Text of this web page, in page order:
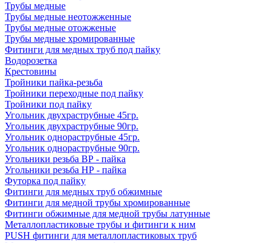
Трубы медные
Трубы медные неотожженные
Трубы медные отожженые
Трубы медные хромированные
Фитинги для медных труб под пайку
Водорозетка
Крестовины
Тройники пайка-резьба
Тройники переходные под пайку
Тройники под пайку
Угольник двухраструбные 45гр.
Угольник двухраструбные 90гр.
Угольник однораструбные 45гр.
Угольник однораструбные 90гр.
Угольники резьба ВР - пайка
Угольники резьба НР - пайка
Футорка под пайку
Фитинги для медных труб обжимные
Фитинги для медной трубы хромированные
Фитинги обжимные для медной трубы латунные
Металлопластиковые трубы и фитинги к ним
PUSH фитинги для металлопластиковых труб